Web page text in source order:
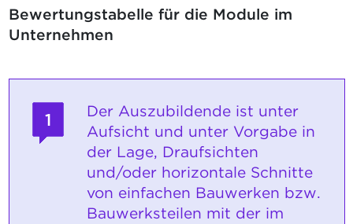
Bewertungstabelle für die Module im
Unternehmen
1
Der Auszubildende ist unter
Aufsicht und unter Vorgabe in
der Lage, Draufsichten
und/oder horizontale Schnitte
von einfachen Bauwerken bzw.
Bauwerksteilen mit der im